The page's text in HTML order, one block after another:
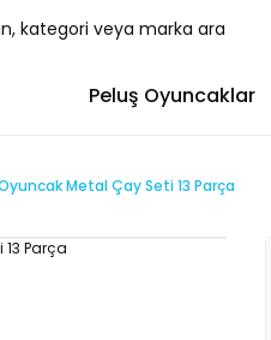
Peluş Oyuncaklar
Metal Çay Seti 13 Parça